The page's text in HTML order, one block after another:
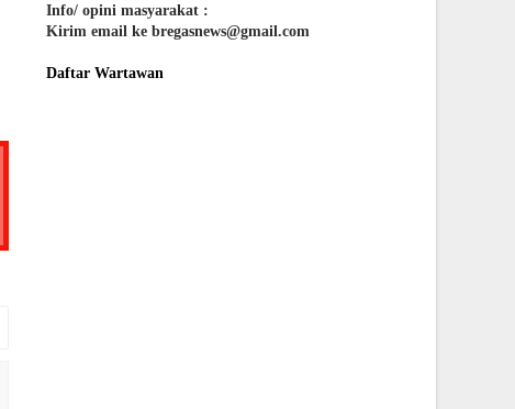
Info/ opini masyarakat :
Kirim email ke bregasnews@gmail.com
Daftar Wartawan